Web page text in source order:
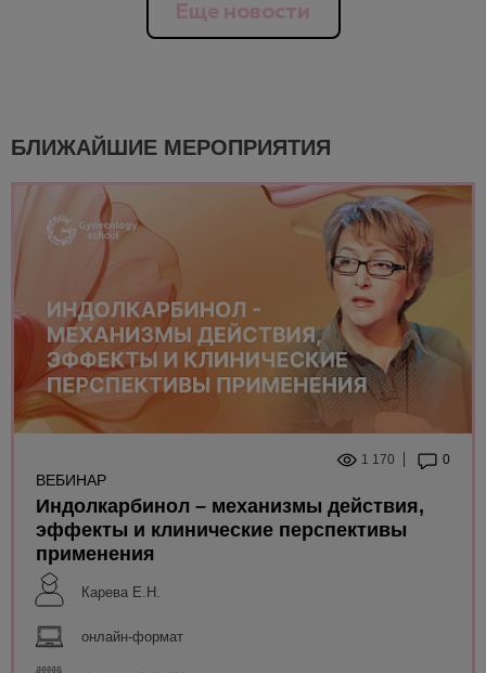
Еще новости
БЛИЖАЙШИЕ МЕРОПРИЯТИЯ
1 170 0
ВЕБИНАР
Индолкарбинол – механизмы действия,
эффекты и клинические перспективы
применения
Карева Е.Н.
онлайн-формат